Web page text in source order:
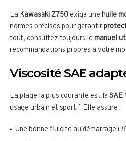
La Kawasaki Z750 exige une huile
normes précises pour garantir
tout, consultez toujours le manuel
recommandations propres à votre
Viscosité SAE
La plage la plus courante est la SAE
usage urbain et sportif. Elle assure :
Une bonne fluidité au démarrage (